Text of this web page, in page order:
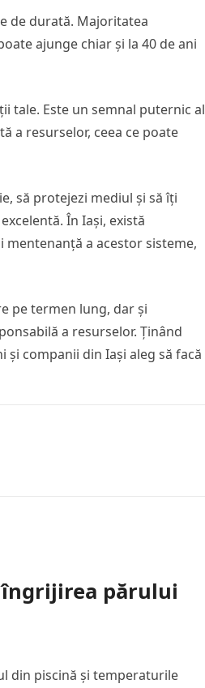
de durată. Majoritatea
ajunge chiar și la 40 de ani
tale. Este un semnal puternic al
a resurselor, ceea ce poate
să protejezi mediul și să îți
În Iași, există
mentenanță a acestor sisteme,
pe termen lung, dar și
a resurselor. Ținând
companii din Iași aleg să facă
părului
din piscină și temperaturile